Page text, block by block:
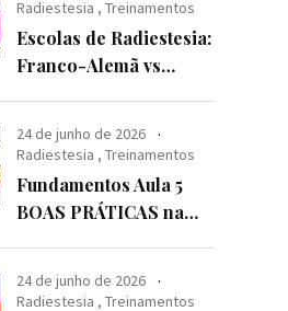
Radiestesia , Treinamentos
Escolas de Radiestesia:
Franco-Alemã vs
24 de junho de 2026
Radiestesia , Treinamentos
Fundamentos Aula 5
BOAS PRÁTICAS na
24 de junho de 2026
Radiestesia , Treinamentos